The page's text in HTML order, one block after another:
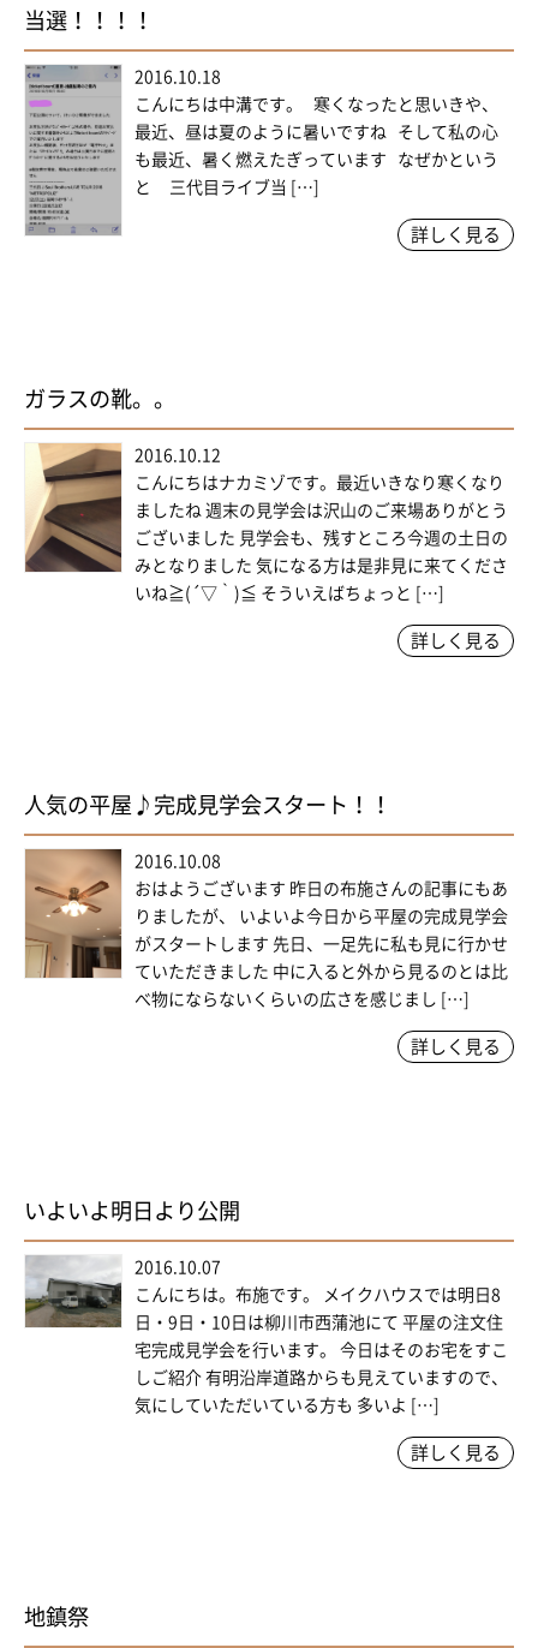
当選！！！！
2016.10.18
こんにちは中溝です。 寒くなったと思いきや、
最近、昼は夏のように暑いですね そして私の心
も最近、暑く燃えたぎっています なぜかという
と 三代目ライブ当 […]
詳しく見る
ガラスの靴。。
2016.10.12
こんにちはナカミゾです。最近いきなり寒くなり
ましたね 週末の見学会は沢山のご来場ありがとう
ございました 見学会も、残すところ今週の土日の
みとなりました 気になる方は是非見に来てくださ
いね≧(´▽｀)≦ そういえばちょっと […]
詳しく見る
人気の平屋♪完成見学会スタート！！
2016.10.08
おはようございます 昨日の布施さんの記事にもあ
りましたが、 いよいよ今日から平屋の完成見学会
がスタートします 先日、一足先に私も見に行かせ
ていただきました 中に入ると外から見るのとは比
べ物にならないくらいの広さを感じまし […]
詳しく見る
いよいよ明日より公開
2016.10.07
こんにちは。布施です。 メイクハウスでは明日8
日・9日・10日は柳川市西蒲池にて 平屋の注文住
宅完成見学会を行います。 今日はそのお宅をすこ
しご紹介 有明沿岸道路からも見えていますので、
気にしていただいている方も 多いよ […]
詳しく見る
地鎮祭